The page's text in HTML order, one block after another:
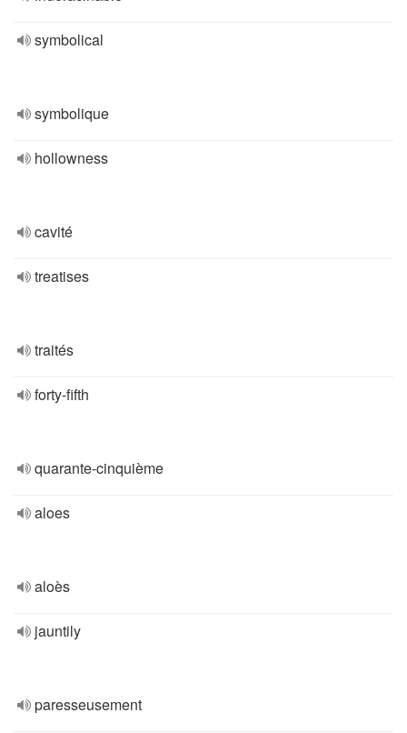
symbolical
symbolique
hollowness
cavité
treatises
traités
forty-fifth
quarante-cinquième
aloes
aloès
jauntily
paresseusement